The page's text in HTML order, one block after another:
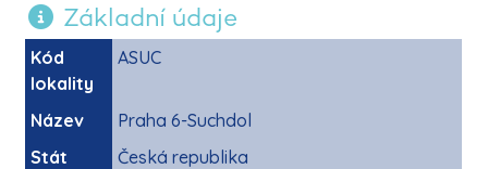
Základní údaje
Kód
lokality
ASUC
Název
Praha 6-Suchdol
Stát
Česká republika